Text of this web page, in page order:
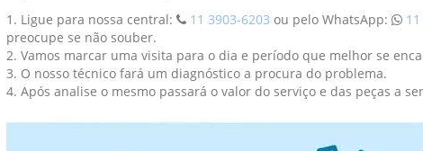
1. Ligue para nossa central: 11 3903-6203 ou pelo WhatsApp: 11
preocupe se não souber.
2. Vamos marcar uma visita para o dia e período que melhor se
3. O nosso técnico fará um diagnóstico a procura do problema.
4. Após analise o mesmo passará o valor do serviço e das peças a